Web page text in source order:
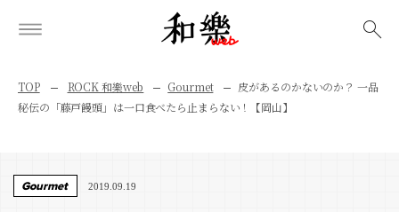
TOP ROCK 和樂web Gourmet
皮があるのかないのか？ 一品
秘伝の「藤戸饅頭」は一口食べたら止まらない！【岡山】
Gourmet 2019.09.19